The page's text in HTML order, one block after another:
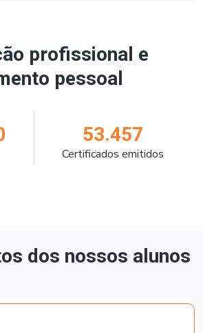
profissional e
pessoal
53.457
Certificados emitidos
dos nossos alunos